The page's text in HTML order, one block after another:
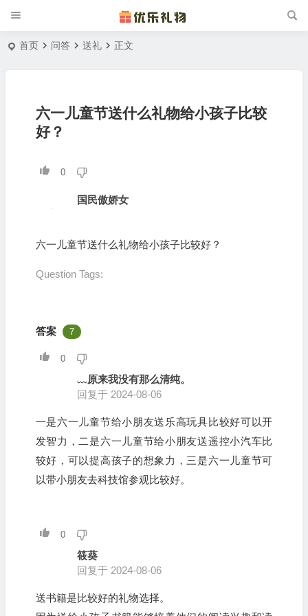
首页 问答 送礼 正文
六一儿童节送什么礼物给小孩子比较
好？
0
国民傲娇女
六一儿童节送什么礼物给小孩子比较好？
Question Tags:
答案 7
0
﹏原来我没有那么清纯。
回复于 2024-08-06
一是六一儿童节给小朋友送乐高玩具比较好可以开
发智力，二是六一儿童节给小朋友送遥控小汽车比
较好，可以提高孩子的想象力，三是六一儿童节可
以带小朋友去科技馆参观比较好。
0
筱葵
回复于 2024-08-06
送书籍是比较好的礼物选择。